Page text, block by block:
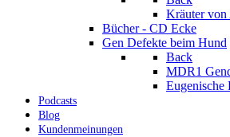
Kräuter von
Bücher - CD Ecke
Gen Defekte beim Hund
Back
MDR1
Eugenische
Podcasts
Blog
Kundenmeinungen